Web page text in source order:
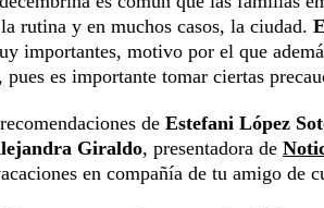
rutina y en muchos casos, la ciudad.
importantes, motivo por el que
es importante tomar ciertas
de Estefani López
Giraldo, presentadora de
en compañía de tu amigo de